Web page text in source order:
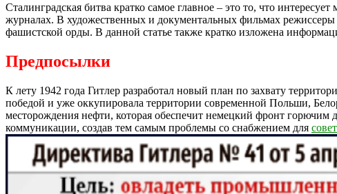
Сталинградская битва кратко самое главное – это то, что
журналах. В художественных и документальных фильмах режиссеры
фашистской орды. В данной статье также кратко изложена
Предпосылки
К лету 1942 года Гитлер разработал новый план по захвату
победой и уже оккупировала территории современной Польши,
месторождения нефти, которая обеспечит немецкий фронт горючим
коммуникации, создав тем самым проблемы со снабжением для